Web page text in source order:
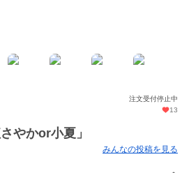
注文受付停止中
13
やかor小夏」
みんなの投稿を見る